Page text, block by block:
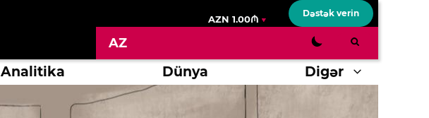
AZN 1.00₼
Dəstək verin
AZ
Analitika Dünya Digər